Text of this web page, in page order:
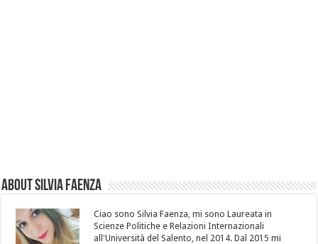
About Silvia Faenza
Ciao sono Silvia Faenza, mi sono Laureata in
Scienze Politiche e Relazioni Internazionali
all'Università del Salento, nel 2014. Dal 2015 mi